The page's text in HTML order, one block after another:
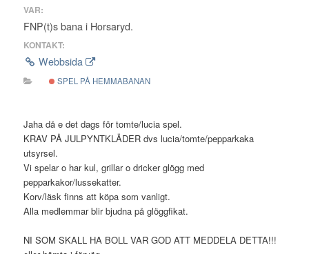
VAR:
FNP(t)s bana i Horsaryd.
KONTAKT:
Webbsida
SPEL PÅ HEMMABANAN
Jaha då e det dags för tomte/lucia spel.
KRAV PÅ JULPYNTKLÄDER dvs lucia/tomte/pepparkaka
utsyrsel.
Vi spelar o har kul, grillar o dricker glögg med
pepparkakor/lussekatter.
Korv/läsk finns att köpa som vanligt.
Alla medlemmar blir bjudna på glöggfikat.
NI SOM SKALL HA BOLL VAR GOD ATT MEDDELA DETTA!!!